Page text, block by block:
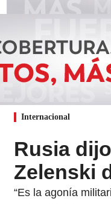
Internacional
Rusia
Zelenski
“Es la agonía